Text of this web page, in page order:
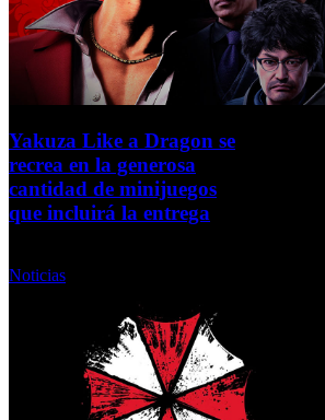
Yakuza Like a Dragon se
recrea en la generosa
cantidad de minijuegos
que incluirá la entrega
Noticias